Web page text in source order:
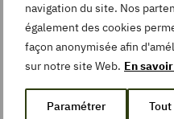
navigation du site. Nos
également des cookies
façon anonymisée afin
sur notre site Web. En
Paramétrer
De saison